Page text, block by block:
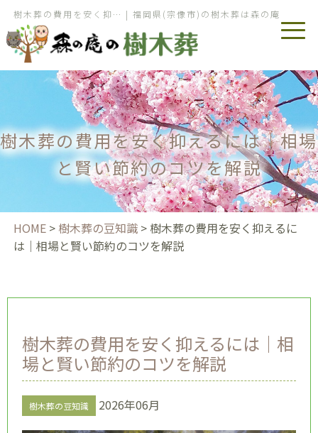
樹木葬の費用を安く抑… | 福岡県(宗像市)の樹木葬は森の庵
樹木葬の費用を安く抑えるには｜相場
と賢い節約のコツを解説
HOME> 樹木葬の豆知識> 樹木葬の費用を安く抑えるに
は｜相場と賢い節約のコツを解説
樹木葬の費用を安く抑えるには｜相
場と賢い節約のコツを解説
樹木葬の豆知識 2026年06月